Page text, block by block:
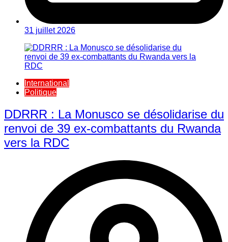
31 juillet 2026
International
Politique
DDRRR : La Monusco se désolidarise du
renvoi de 39 ex-combattants du Rwanda
vers la RDC